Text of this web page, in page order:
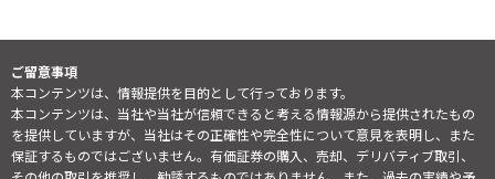
ご留意事項
本コンテンツは、情報提供を目的として行っております。
本コンテンツは、当社や当社が信頼できると考える情報源から提供されたもの
を提供していますが、当社はその正確性や完全性について意見を表明し、また
保証するものではございません。有価証券の購入、売却、デリバティブ取引、